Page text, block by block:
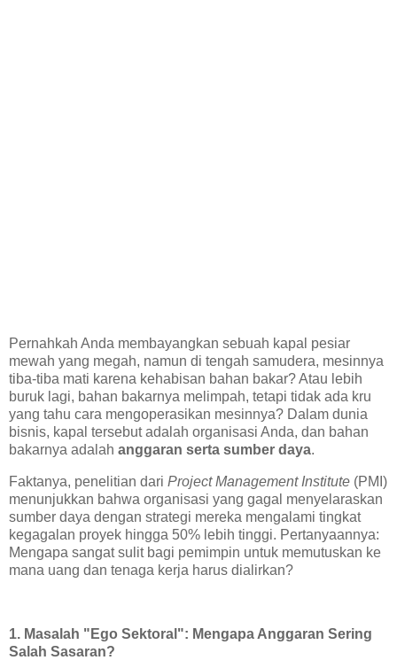
Pernahkah Anda membayangkan sebuah kapal pesiar
mewah yang megah, namun di tengah samudera, mesinnya
tiba-tiba mati karena kehabisan bahan bakar? Atau lebih
buruk lagi, bahan bakarnya melimpah, tetapi tidak ada kru
yang tahu cara mengoperasikan mesinnya? Dalam dunia
bisnis, kapal tersebut adalah organisasi Anda, dan bahan
bakarnya adalah anggaran serta sumber daya.
Faktanya, penelitian dari Project Management Institute (PMI)
menunjukkan bahwa organisasi yang gagal menyelaraskan
sumber daya dengan strategi mereka mengalami tingkat
kegagalan proyek hingga 50% lebih tinggi. Pertanyaannya:
Mengapa sangat sulit bagi pemimpin untuk memutuskan ke
mana uang dan tenaga kerja harus dialirkan?
1. Masalah "Ego Sektoral": Mengapa Anggaran Sering
Salah Sasaran?